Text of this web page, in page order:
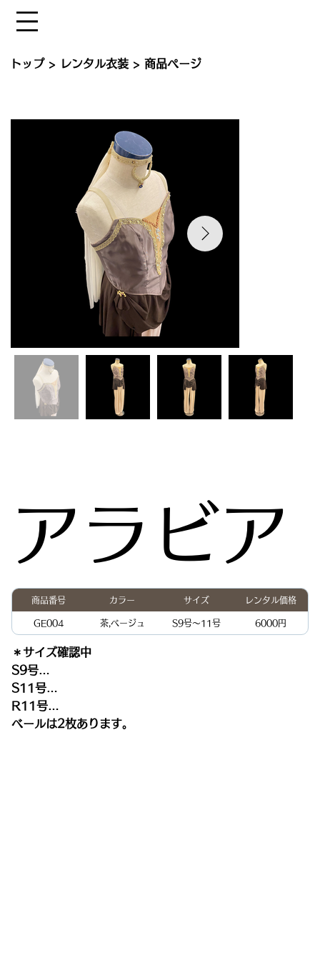
トップ> レンタル衣装> 商品ページ
アラビア
商品番号 カラー サイズ レンタル価格
GE004 茶,ベージュ S9号〜11号 6000円
＊サイズ確認中
S9号…
S11号…
R11号…
ベールは2枚あります。